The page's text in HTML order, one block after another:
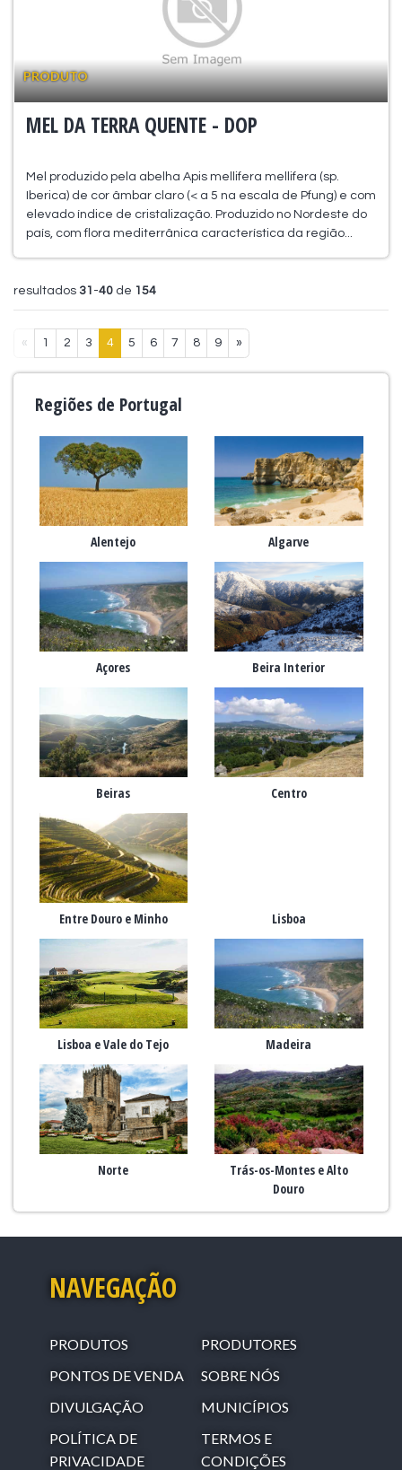
PRODUTO
MEL DA TERRA QUENTE - DOP
Mel produzido pela abelha Apis mellifera mellifera (sp.
Iberica) de cor âmbar claro (< a 5 na escala de Pfung) e com
elevado índice de cristalização. Produzido no Nordeste do
país, com flora mediterrânica característica da região...
resultados 31 -40 de 154
« 1 2 3 4 5 6 7 8 9 »
Regiões de Portugal
Alentejo Algarve
Açores Beira Interior
Beiras Centro
Entre Douro e Minho Lisboa
Lisboa e Vale do Tejo Madeira
Norte
Trás-os-Montes e Alto
Douro
NAVEGAÇÃO
PRODUTOS
PRODUTORES
PONTOS DE VENDA
SOBRE NÓS
DIVULGAÇÃO
MUNICÍPIOS
POLÍTICA DE
PRIVACIDADE
TERMOS E
CONDIÇÕES